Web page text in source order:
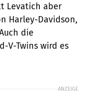
Levatich aber
Harley-Davidson,
die
V-Twins wird es
ANZEIGE